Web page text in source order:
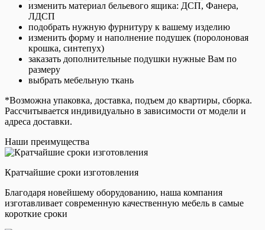
изменить материал бельевого ящика: ДСП, Фанера,
ЛДСП
подобрать нужную фурнитуру к вашему изделию
изменить форму и наполнение подушек (поролоновая
крошка, синтепух)
заказать дополнительные подушки нужные Вам по
размеру
выбрать мебельную ткань
*Возможна упаковка, доставка, подъем до квартиры, сборка.
Рассчитывается индивидуально в зависимости от модели и
адреса доставки.
Наши преимущества
Кратчайшие сроки изготовления
Благодаря новейшему оборудованию, наша компания
изготавливает современную качественную мебель в самые
короткие сроки